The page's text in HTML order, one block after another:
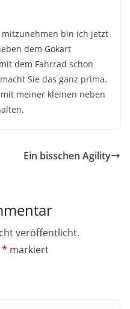
bin ich jetzt
dem Gokart
dem Fahrrad schon
Sie das ganz prima.
meiner kleinen neben
Ein bisschen Agility
veröffentlicht.
* markiert